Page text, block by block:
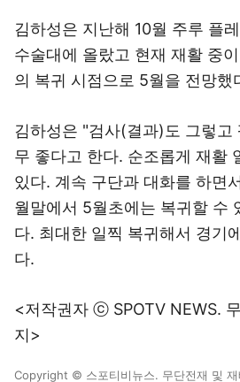
김하성은 지난해 10월 주루 플
수술대에 올랐고 현재 재활 중
의 복귀 시점으로 5월을 전망했
김하성은 "검사(결과)도 그렇고
무 좋다고 한다. 순조롭게 재활
있다. 계속 구단과 대화를 하면
월말에서 5월초에는 복귀할 수
다. 최대한 일찍 복귀해서 경기
다.
<저작권자 ⓒ SPOTV NEWS.
지>
Copyright © 스포티비뉴스. 무단전재 및 재